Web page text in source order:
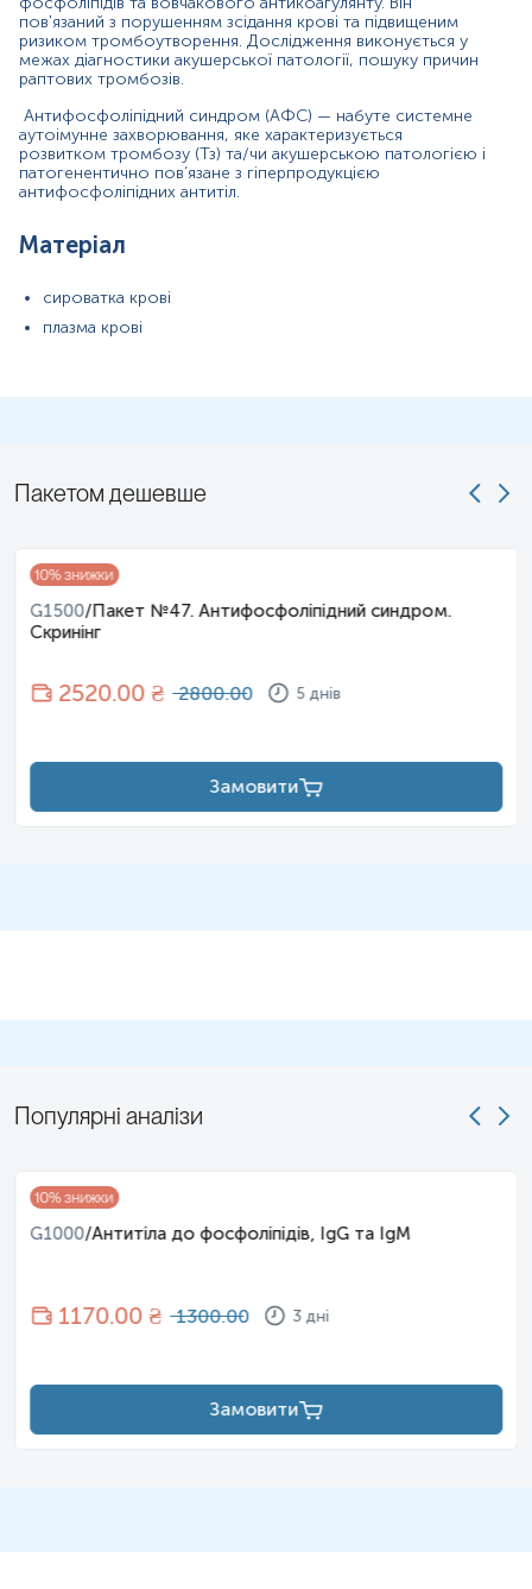
Для грудних дітей перед здачею крові витримати максимально
можливу паузу між годуваннями.
Дітей до 5 років перед здачею крові бажано поїти чистою
Примітка!Відбір матеріалу бажано проводити до проведення
будь-яких медичних діагностичних маніпуляцій.
Застереження!Самостійно проводити відбір не рекомендується,
спеціаліст –медична сестра, лікар тощо.
пов'язаний з порушенням зсідання крові та підвищеним
ризиком тромбоутворення. Дослідження виконується у
межах діагностики акушерської патології, пошуку причин
раптових тромбозів.
Антифосфоліпідний синдром (АФС) — набуте системне
аутоімунне захворювання, яке характеризується
розвитком тромбозу (Тз) та/чи акушерською патологією і
патогенентично пов’язане з гіперпродукцією
антифосфоліпідних антитіл.
Матеріал
сироватка крові
плазма крові
Пакетом дешевше
10% знижки
G1500/Пакет №47. Антифосфоліпідний синдром.
Скринінг
2520.00 ₴ 2800.00 5 днів
Замовити
Популярні аналізи
10% знижки
G1000/Антитіла до фосфоліпідів, IgG та IgM
1170.00 ₴ 1300.00 3 дні
Замовити